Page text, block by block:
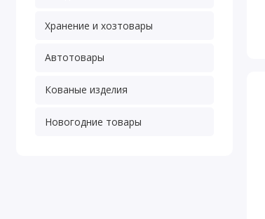
Хранение и хозтовары
Автотовары
Кованые изделия
Новогодние товары